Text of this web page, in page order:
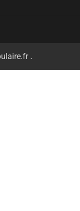
.